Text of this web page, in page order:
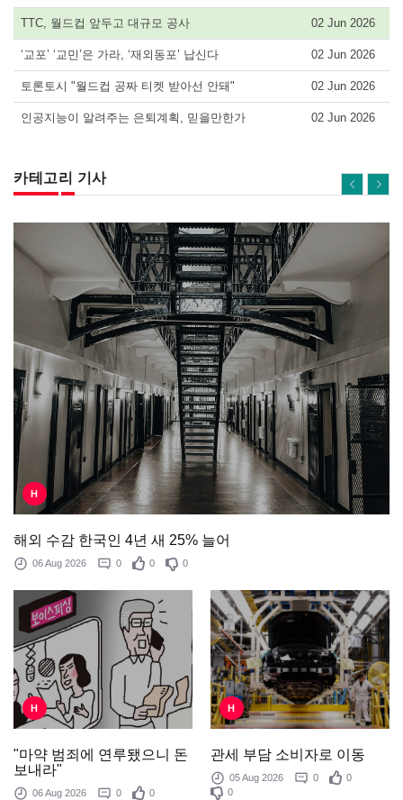
TTC, 월드컵 앞두고 대규모 공사 02 Jun 2026
‘교포’ ‘교민’은 가라, ‘재외동포’ 납신다 02 Jun 2026
토론토시 "월드컵 공짜 티켓 받아선 안돼" 02 Jun 2026
인공지능이 알려주는 은퇴계획, 믿을만한가 02 Jun 2026
카테고리 기사
H
해외 수감 한국인 4년 새 25% 늘어
06 Aug 2026 0 0 0
H
"마약 범죄에 연루됐으니 돈
보내라"
06 Aug 2026 0
0
H
관세 부담 소비자로 이동
05 Aug 2026 0
0
0